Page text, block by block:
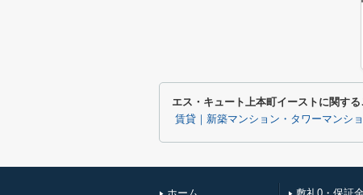
エス・キュート上本町イーストに関す
賃貸｜新築マンション・タワーマンシ